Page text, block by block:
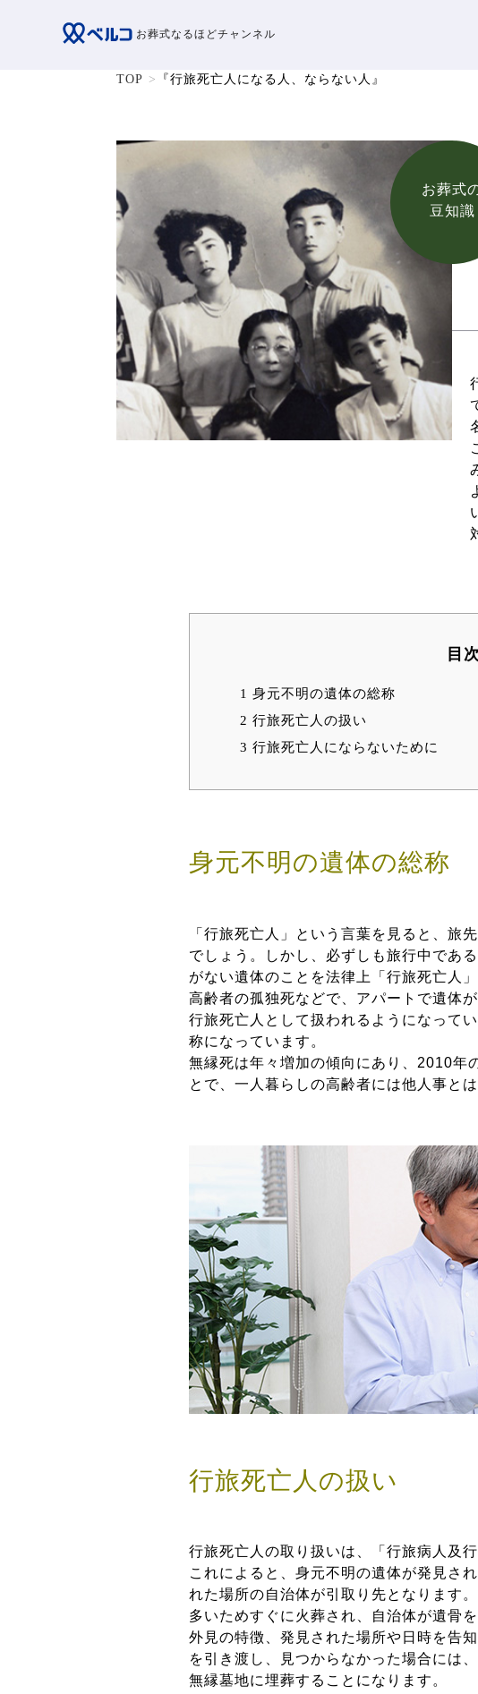
お葬式なるほどチャンネル
TOP 『行旅死亡人になる人、ならない人』
お葬式
豆知識
目次
1 身元不明の遺体の総称
2 行旅死亡人の扱い
3 行旅死亡人にならないために
身元不明の遺体の総称
「行旅死亡人」という言葉を見ると、旅
でしょう。しかし、必ずしも旅行中であ
がない遺体のことを法律上「行旅死亡人」
高齢者の孤独死などで、アパートで遺体
行旅死亡人として扱われるようになって
称になっています。
無縁死は年々増加の傾向にあり、2010年
とで、一人暮らしの高齢者には他人事と
行旅死亡人の扱い
行旅死亡人の取り扱いは、「行旅病人及
これによると、身元不明の遺体が発見さ
れた場所の自治体が引取り先となります
多いためすぐに火葬され、自治体が遺骨
外見の特徴、発見された場所や日時を告
を引き渡し、見つからなかった場合には
無縁墓地に埋葬することになります。